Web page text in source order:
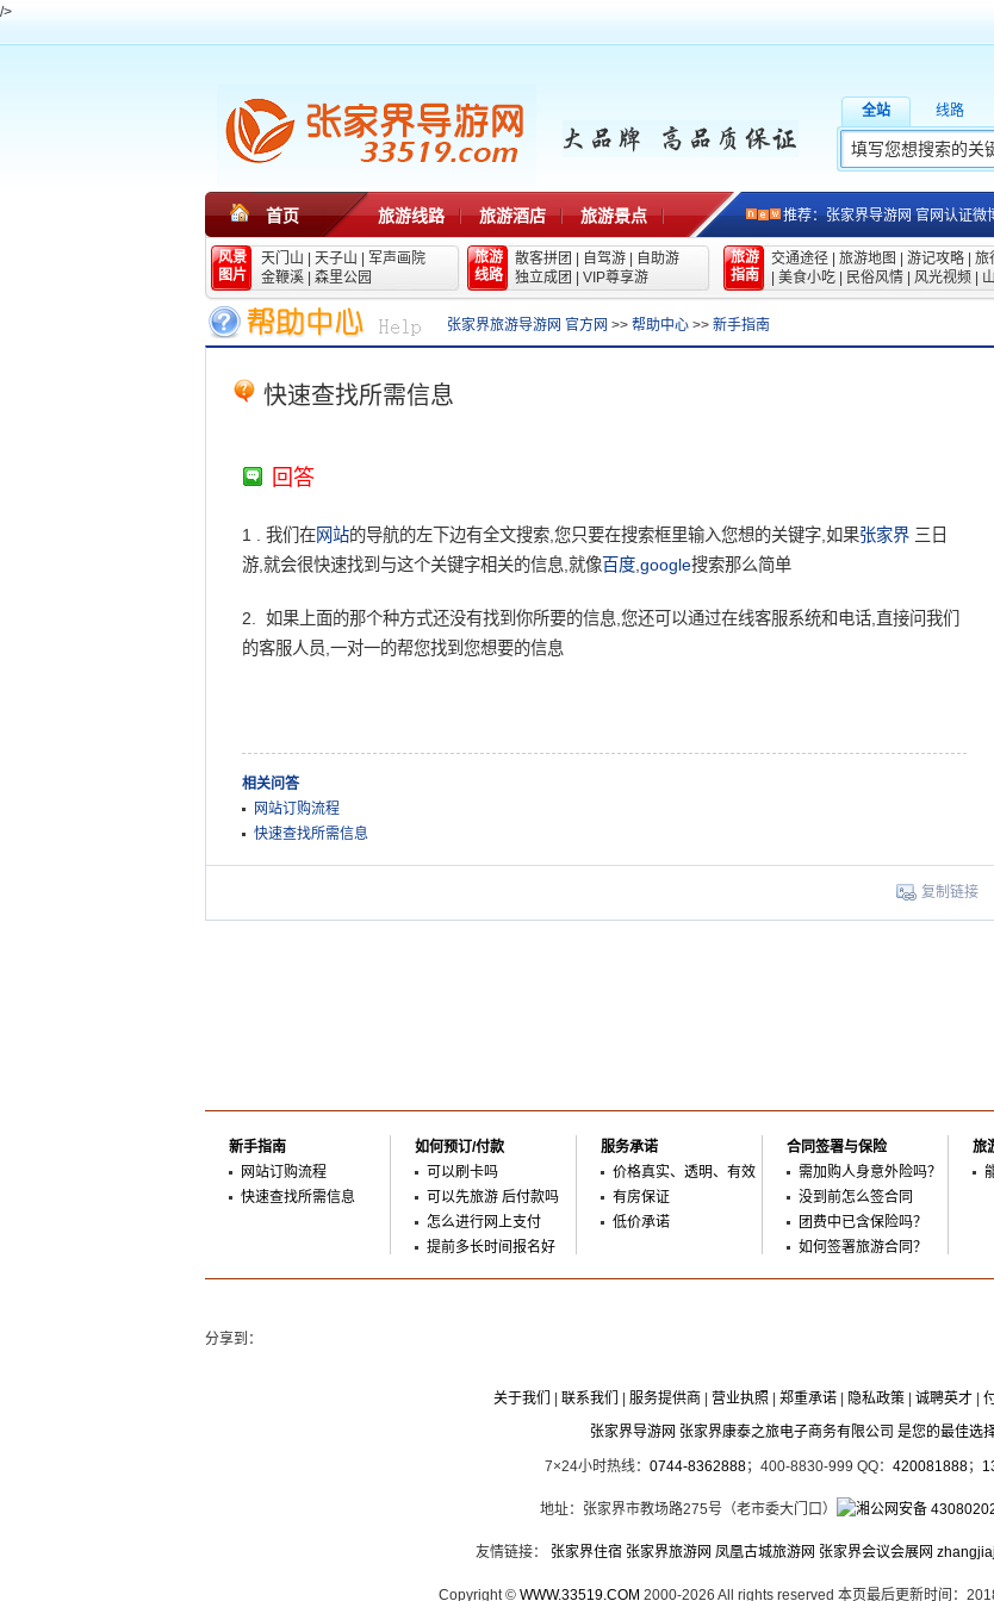
/>
全站 线路
首页 旅游线路 旅游酒店 旅游景点 推荐：张家界导游网 官网认证微
风景
图片
天门山 天子山
军声画院
金鞭溪
森里公园
旅游
线路
散客拼团 自驾游
自助游
独立成团
VIP尊享游
旅游
指南
交通途径 旅游地图 游记攻略 旅
美食小吃 民俗风情 风光视频
张家界旅游导游网 官方网 >> 帮助中心 >> 新手指南
快速查找所需信息
回答
1 . 我们在网站的导航的左下边有全文搜索,您只要在搜索框里输入您想的关键字,如果张家界 三日
游,就会很快速找到与这个关键字相关的信息,就像百度 google搜索那么简单
2. 如果上面的那个种方式还没有找到你所要的信息,您还可以通过在线客服系统和电话,直接问我们
的客服人员,一对一的帮您找到您想要的信息
相关问答
网站订购流程
快速查找所需信息
复制链接
新手指南
网站订购流程
快速查找所需信息
如何预订/付款
可以刷卡吗
可以先旅游 后付款吗
怎么进行网上支付
提前多长时间报名好
服务承诺
价格真实、透明、有效
有房保证
低价承诺
合同签署与保险
需加购人身意外险吗？
没到前怎么签合同
团费中已含保险吗？
如何签署旅游合同？
旅
分享到：
关于我们 联系我们 服务提供商 营业执照 郑重承诺 隐私政策 诚聘英才
张家界导游网 张家界康泰之旅电子商务有限公司 是您的最佳选择
7×24小时热线： 0744-8362888；400-8830-999 QQ： 420081888；
地址：张家界市教场路275号（老市委大门口） 湘公网安备
友情链接： 张家界住宿 张家界旅游网 凤凰古城旅游网 张家界会议会展网
Copyright © WWW.33519.COM 2000-2026 All rights reserved 本页最后更新时间：